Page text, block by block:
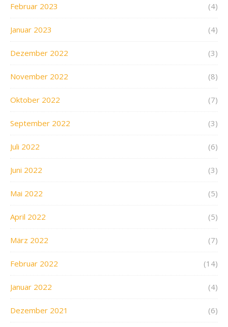
Februar 2023 (4)
Januar 2023 (4)
Dezember 2022 (3)
November 2022 (8)
Oktober 2022 (7)
September 2022 (3)
Juli 2022 (6)
Juni 2022 (3)
Mai 2022 (5)
April 2022 (5)
März 2022 (7)
Februar 2022 (14)
Januar 2022 (4)
Dezember 2021 (6)